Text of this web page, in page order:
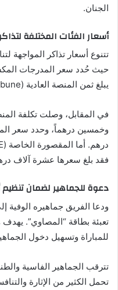
الجنان.
أسعار الفئات المختلفة
تتنوع أسعار تذاكر المواجهة
يبلغ ثمن المنصة العادية (Tribune) ثمانين درهماً.
فقد بلغ سعرها عشرة آلاف
دعوة للجماهير لضمان تنظيم
ودعا الفريق جماهيره الوفية
تعبئة بطاقة “المصاوي”.
للمباراة وتسهيل دخول
تترقب الجماهير الفاسية
تحمل الكثير من الإثارة